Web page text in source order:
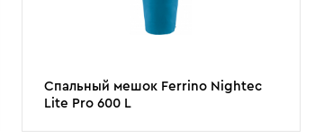
Спальный мешок Ferrino Nightec
Lite Pro 600 L